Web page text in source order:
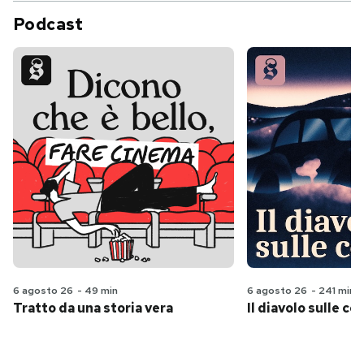
Podcast
6 agosto 26 - 49 min
Tratto da una storia vera
6 agosto 26 - 241 min
Il diavolo sulle